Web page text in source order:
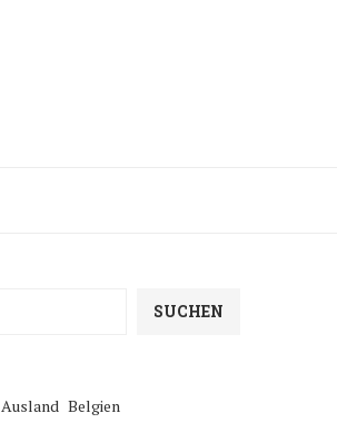
SUCHEN
Ausland Belgien